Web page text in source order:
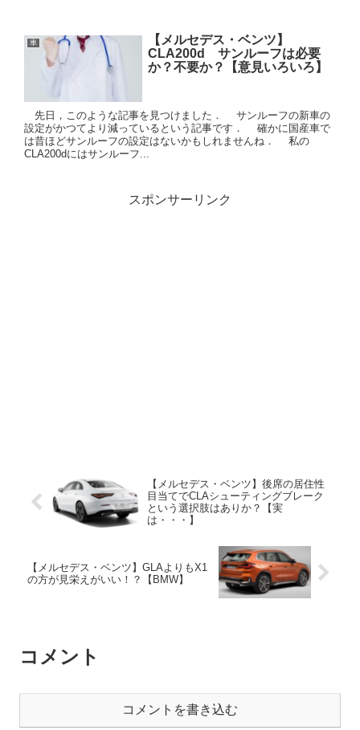
車
【メルセデス・ベンツ】
CLA200d サンルーフは必要
か？不要か？【意見いろいろ】
先日，このような記事を見つけました． サンルーフの新車の
設定がかつてより減っているという記事です． 確かに国産車で
は昔ほどサンルーフの設定はないかもしれませんね． 私の
CLA200dにはサンルーフ...
スポンサーリンク
【メルセデス・ベンツ】後席の居住性
目当てでCLAシューティングブレーク
という選択肢はありか？【実
は・・・】
【メルセデス・ベンツ】GLAよりもX1
の方が見栄えがいい！？【BMW】
コメント
コメントを書き込む